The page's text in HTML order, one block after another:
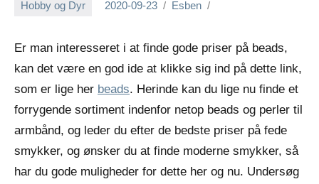
Hobby og Dyr 2020-09-23 Esben
Er man interesseret i at finde gode priser på beads,
kan det være en god ide at klikke sig ind på dette link,
som er lige her beads. Herinde kan du lige nu finde et
forrygende sortiment indenfor netop beads og perler til
armbånd, og leder du efter de bedste priser på fede
smykker, og ønsker du at finde moderne smykker, så
har du gode muligheder for dette her og nu. Undersøg